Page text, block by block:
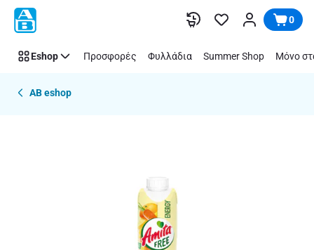
Παράλειψη 0
Eshop Προσφορές Φυλλάδια Summer Shop Μόνο
AB eshop